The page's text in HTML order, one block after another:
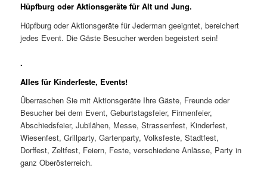
Hüpfburg oder Aktionsgeräte für Alt und Jung.
Hüpfburg oder Aktionsgeräte für Jederman geeigntet, bereichert
jedes Event. Die Gäste Besucher werden begeistert sein!
.
Alles für Kinderfeste, Events!
Überraschen Sie mit Aktionsgeräte Ihre Gäste, Freunde oder
Besucher bei dem Event, Geburtstagsfeier, Firmenfeier,
Abschiedsfeier, Jubilähen, Messe, Strassenfest, Kinderfest,
Wiesenfest, Grillparty, Gartenparty, Volksfeste, Stadtfest,
Dorffest, Zeltfest, Feiern, Feste, verschiedene Anlässe, Party in
ganz Oberösterreich.